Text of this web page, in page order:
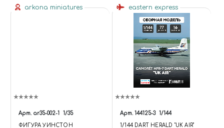
arkona miniatures
Арт. ar35-002-1 1/35
ФИГУРА УИНСТОН
eastern express
Арт. 144125-3 1/144
1/144 DART HERALD "UK AIR"